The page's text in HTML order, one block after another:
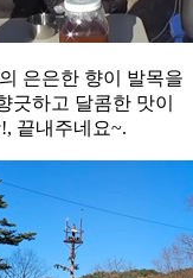
은은한 향이 발목을
긋하고 달콤한 맛이
끝내주네요~.